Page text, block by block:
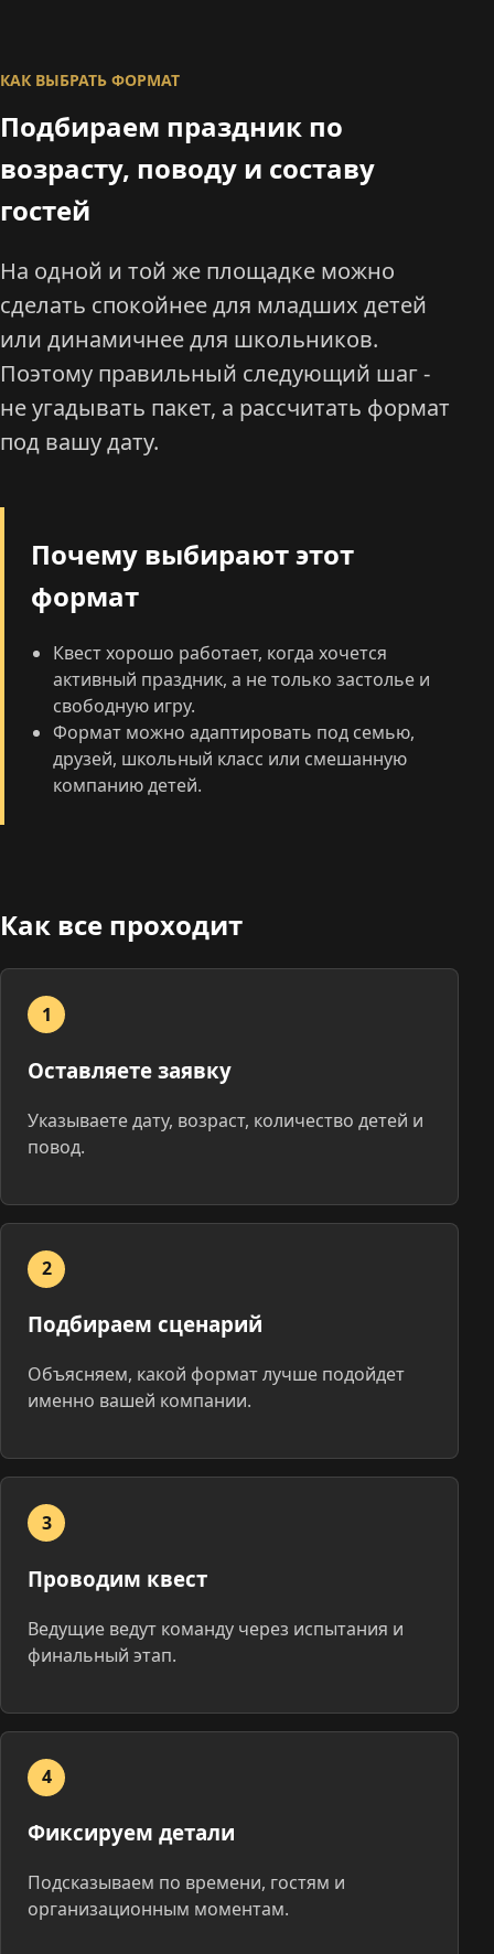
КАК ВЫБРАТЬ ФОРМАТ
Подбираем праздник по
возрасту, поводу и составу
гостей
На одной и той же площадке можно
сделать спокойнее для младших детей
или динамичнее для школьников.
Поэтому правильный следующий шаг -
не угадывать пакет, а рассчитать формат
под вашу дату.
Почему выбирают этот
формат
Квест хорошо работает, когда хочется
активный праздник, а не только застолье и
свободную игру.
Формат можно адаптировать под семью,
друзей, школьный класс или смешанную
компанию детей.
Как все проходит
1
Оставляете заявку
Указываете дату, возраст, количество детей и
повод.
2
Подбираем сценарий
Объясняем, какой формат лучше подойдет
именно вашей компании.
3
Проводим квест
Ведущие ведут команду через испытания и
финальный этап.
4
Фиксируем детали
Подсказываем по времени, гостям и
организационным моментам.